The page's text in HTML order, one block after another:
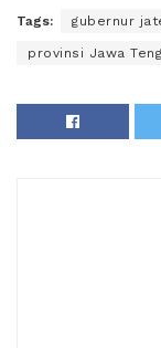
Tags: gubernur
provinsi Jawa